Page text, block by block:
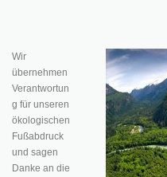
Wir
übernehmen
Verantwortun
g für unseren
ökologischen
Fußabdruck
und sagen
Danke an die